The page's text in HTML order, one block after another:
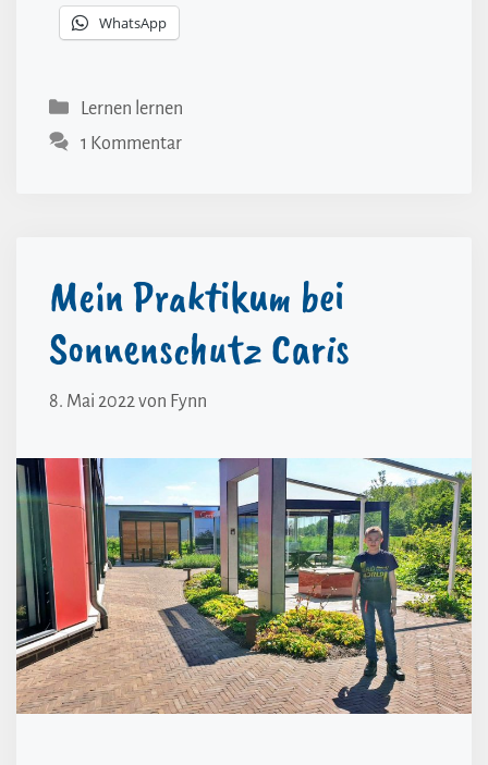
WhatsApp
Kategorien
Lernen lernen
1 Kommentar
Mein Praktikum bei
Sonnenschutz Caris
8. Mai 2022von Fynn